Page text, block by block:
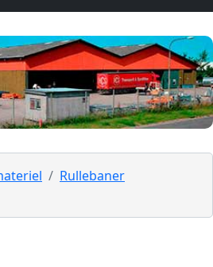
Rullebaner